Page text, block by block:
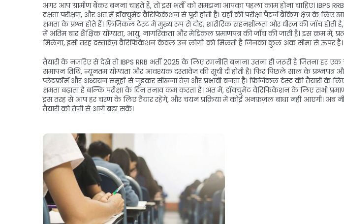
अगर आप ग्रामीण बैंकर बनना चाहते हैं, तो इस भर्ती को समझना आपका पहला काम होना चाहिए। IBPS RRB
दक्षता परीक्षण, और अंत में डॉक्युमेंट वैरिफिकेशन से पूरी होती है। यहाँ की परीक्षा पैटर्न बैंकिंग क्षेत्र के
क्षमता के प्रश्न होते हैं। फ़िजिकल टेस्ट में मुख्य रूप से दौड़, शारीरिक सहनशीलता और धीरज की जाँच होती
में अंतिम बार शैक्षिक योग्यता, आयु, नागरिकता और मेडिकल प्रमाणपत्र की जाँच की जाती है। इस क्रम में,
मिलेगा, इसी तरह दस्तावेज़ वैरिफिकेशन केवल उन लोगों को मिलती है जिनका कुल अंक सीमा से ऊपर है।
तैयारी के नजरिए से देखें तो IBPS RRB भर्ती 2025 के लिए रणनीति बनाना उतना ही जरूरी है
समापन तिथि, न्यूनतम योग्यता और आवश्यक दस्तावेज़ की सूची दी होती है। फिर पिछले साल के
प्लेटफ़ॉर्म और अध्ययन समूहों से जुड़कर सीखना तेज़ और प्रभावी बनता है। फ़िजिकल टेस्ट की तैयारी के
क्षमता बढ़ाता है बल्कि परीक्षा के दिन तनाव कम करता है। अंत में, डॉक्युमेंट वैरिफिकेशन के लिए सभी
इस तरह से आप हर चरण के लिए तैयार रहेंगे, और चयन प्रक्रिया में कोई अनफ़ज़ल बाधा नहीं आएगी।
तैयारी को तेज़ी से आगे बढ़ा सकें।